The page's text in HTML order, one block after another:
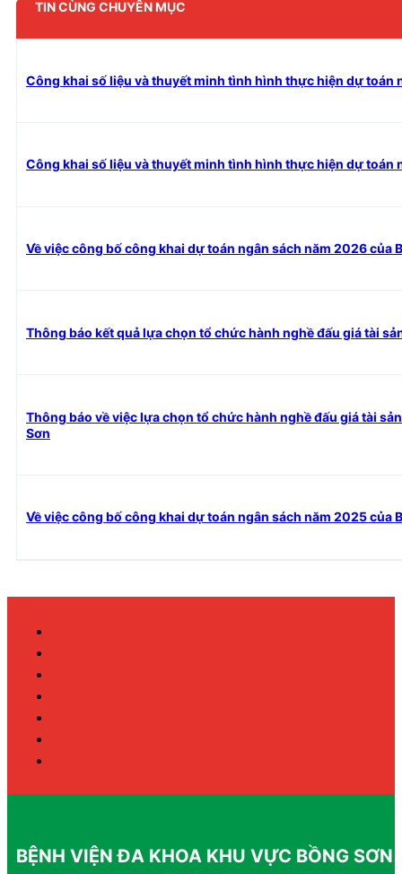
TIN CÙNG CHUYÊN MỤC
Công khai số liệu và thuyết minh tình hình thực hiện dự toán
Công khai số liệu và thuyết minh tình hình thực hiện dự toán
Về việc công bố công khai dự toán ngân sách năm 2026 của
Thông báo kết quả lựa chọn tổ chức hành nghề đấu giá tài
Thông báo về việc lựa chọn tổ chức hành nghề đấu giá tài
Sơn
Về việc công bố công khai dự toán ngân sách năm 2025
BỆNH VIỆN ĐA KHOA KHU VỰC BỒNG SƠN